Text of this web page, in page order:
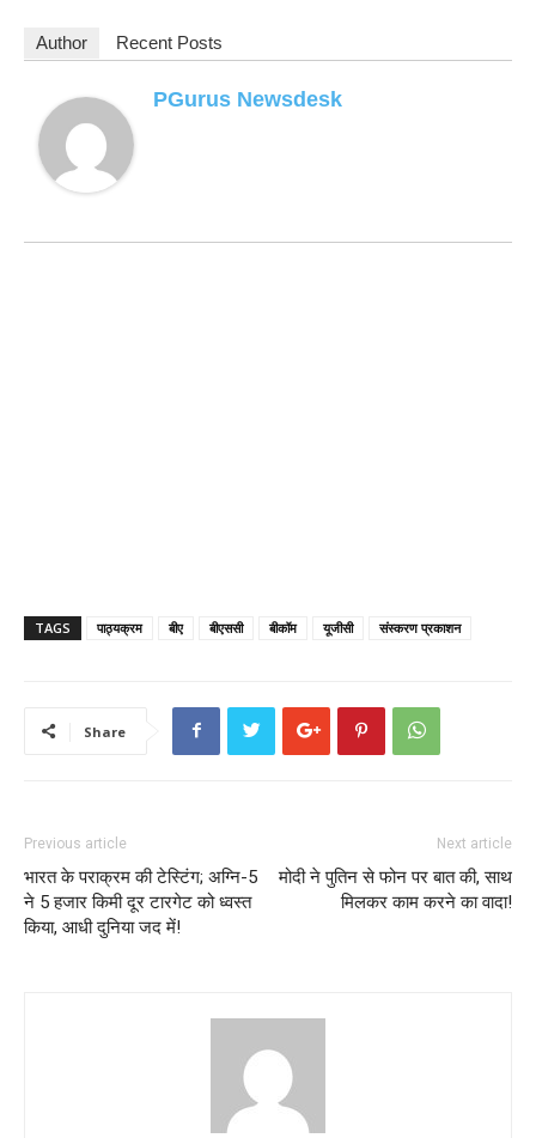
Author Recent Posts
PGurus Newsdesk
TAGS पाठ्यक्रम बीए बीएससी बीकॉम यूजीसी संस्करण प्रकाशन
Share
Previous article
भारत के पराक्रम की टेस्टिंग; अग्नि-5
ने 5 हजार किमी दूर टारगेट को ध्वस्त
किया, आधी दुनिया जद में!
Next article
मोदी ने पुतिन से फोन पर बात की, साथ
मिलकर काम करने का वादा!